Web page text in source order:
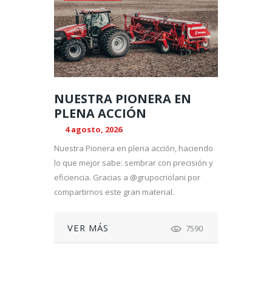
NUESTRA PIONERA EN
PLENA ACCIÓN
4 agosto, 2026
Nuestra Pionera en plena acción, haciendo
lo que mejor sabe: sembrar con precisión y
eficiencia. Gracias a @grupocriolani por
compartirnos este gran material.
VER MÁS 7590